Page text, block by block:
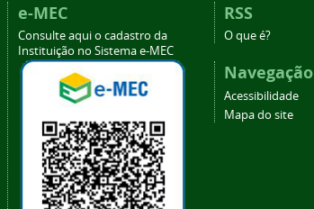
e-MEC
Consulte aqui o cadastro da
Instituição no Sistema e-MEC
RSS
O que é?
Navegação
Acessibilidade
Mapa do site